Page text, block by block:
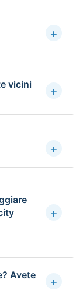
+
vicini
+
+
+
Avete
+